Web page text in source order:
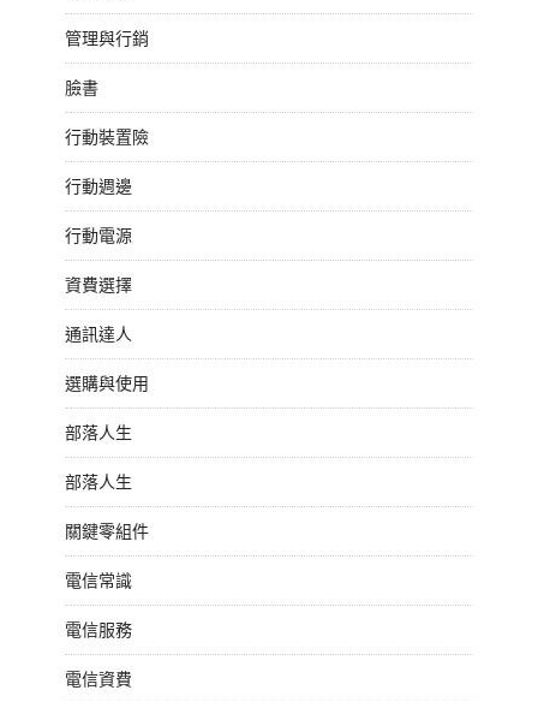
管理與行銷
臉書
行動裝置險
行動週邊
行動電源
資費選擇
通訊達人
選購與使用
部落人生
部落人生
關鍵零組件
電信常識
電信服務
電信資費